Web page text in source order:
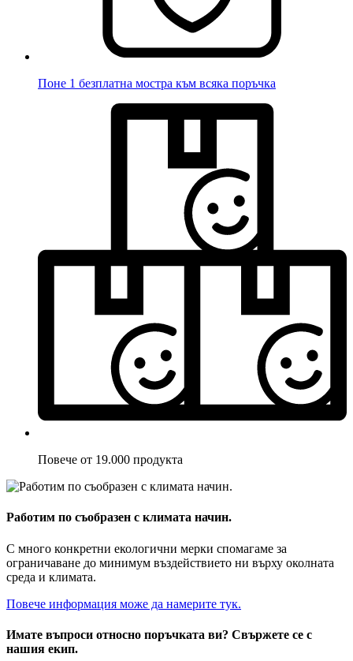
Поне 1 безплатна мостра към всяка поръчка
Повече от 19.000 продукта
Работим по съобразен с климата начин.
С много конкретни екологични мерки спомагаме за
ограничаване до минимум въздействието ни върху околната
среда и климата.
Повече информация може да намерите тук.
Имате въпроси относно поръчката ви? Свържете се с
нашия екип.